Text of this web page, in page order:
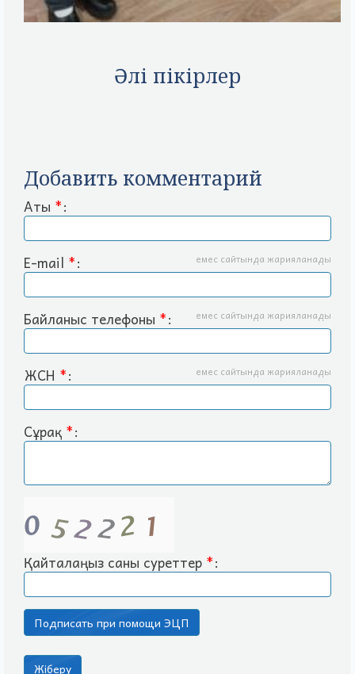
Әлі пікірлер
Добавить комментарий
Аты *:
E-mail *: емес сайтында жарияланады
Байланыс телефоны *: емес сайтында жарияланады
ЖСН *: емес сайтында жарияланады
Сұрақ *:
Қайталаңыз саны суреттер *: